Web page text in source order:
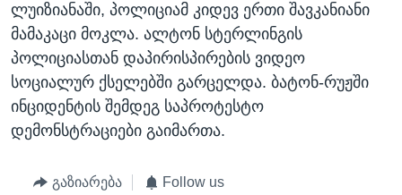
ლუიზიანაში, პოლიციამ კიდევ ერთი შავკანიანი
მამაკაცი მოკლა. ალტონ სტერლინგის
პოლიციასთან დაპირისპირების ვიდეო
სოციალურ ქსელებში გარცელდა. ბატონ-რუჟში
ინციდენტის შემდეგ საპროტესტო
დემონსტრაციები გაიმართა.
გაზიარება Follow us